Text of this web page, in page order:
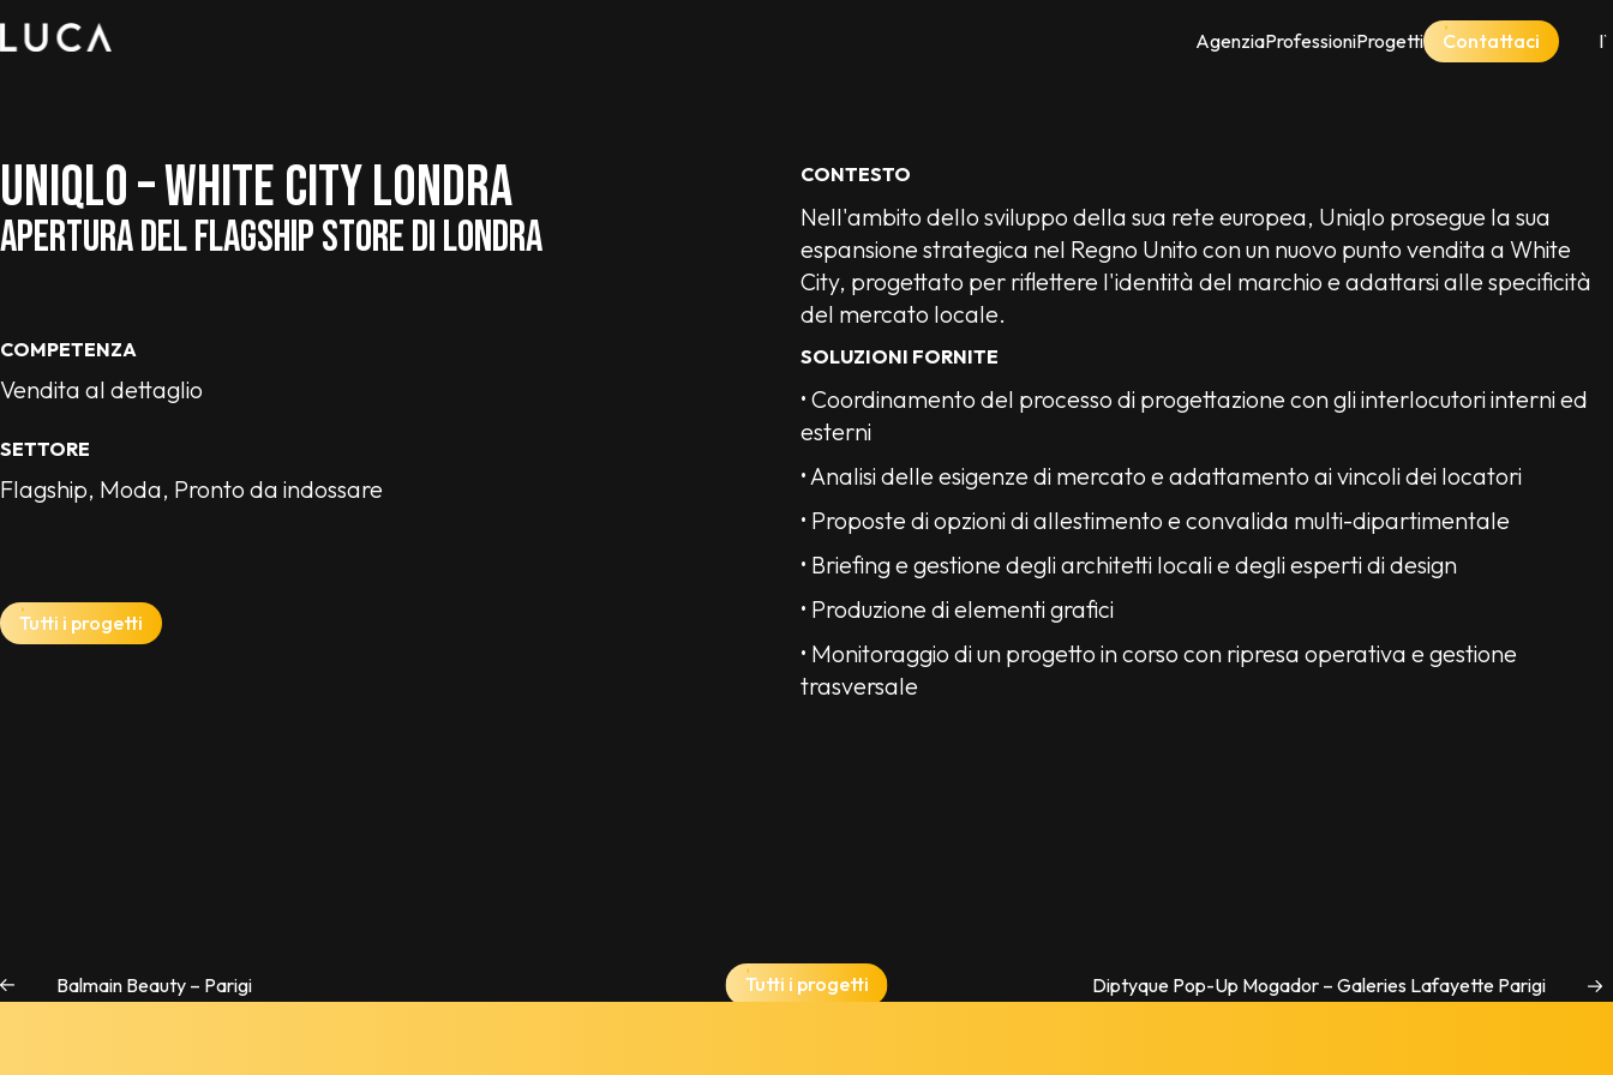
AgenziaProfessioniProgetti
Contattaci
UNIQLO – WHITE CITY LONDRA
APERTURA DEL FLAGSHIP STORE DI LONDRA
COMPETENZA
Vendita al dettaglio
SETTORE
Flagship, Moda, Pronto da indossare
Tutti i progetti
CONTESTO
Nell'ambito dello sviluppo della sua rete europea, Uniqlo prosegue la sua
espansione strategica nel Regno Unito con un nuovo punto vendita a White
City, progettato per riflettere l'identità del marchio e adattarsi alle specificità
del mercato locale.
SOLUZIONI FORNITE
• Coordinamento del processo di progettazione con gli interlocutori interni ed
esterni
• Analisi delle esigenze di mercato e adattamento ai vincoli dei locatori
• Proposte di opzioni di allestimento e convalida multi-dipartimentale
• Briefing e gestione degli architetti locali e degli esperti di design
• Produzione di elementi grafici
• Monitoraggio di un progetto in corso con ripresa operativa e gestione
trasversale
Balmain Beauty – Parigi Tutti i progetti Diptyque Pop-Up Mogador – Galeries Lafayette Parigi